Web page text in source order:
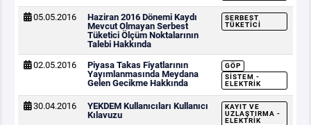
05.05.2016
Haziran 2016 Dönemi Kaydı
Mevcut Olmayan Serbest
Tüketici Ölçüm Noktalarının
Talebi Hakkında
SERBEST
TÜKETICI
02.05.2016
Piyasa Takas Fiyatlarının
Yayımlanmasında Meydana
Gelen Gecikme Hakkında
GÖP
SISTEM -
ELEKTRIK
30.04.2016
YEKDEM Kullanıcıları Kullanıcı
Kılavuzu
KAYIT VE
UZLAŞTIRMA -
ELEKTRIK